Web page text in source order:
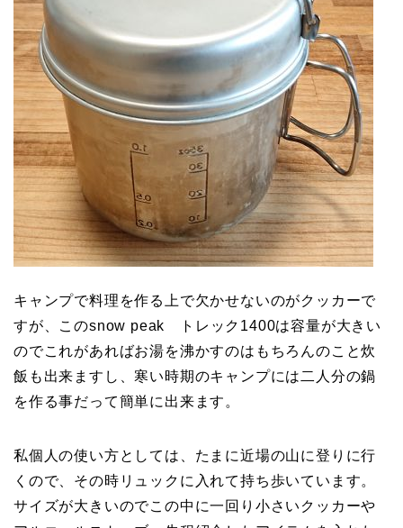
キャンプで料理を作る上で欠かせないのがクッカーで
すが、このsnow peak トレック1400は容量が大きい
のでこれがあればお湯を沸かすのはもちろんのこと炊
飯も出来ますし、寒い時期のキャンプには二人分の鍋
を作る事だって簡単に出来ます。
私個人の使い方としては、たまに近場の山に登りに行
くので、その時リュックに入れて持ち歩いています。
サイズが大きいのでこの中に一回り小さいクッカーや